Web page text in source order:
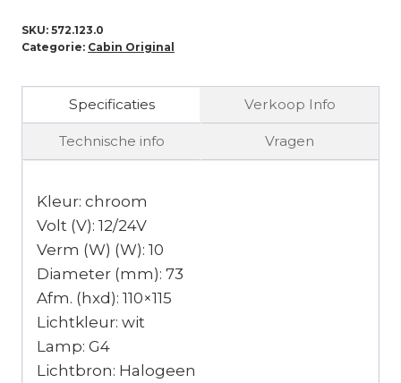
SKU: 572.123.0
Categorie: Cabin Original
Specificaties Verkoop Info
Technische info Vragen
Kleur: chroom
Volt (V): 12/24V
Verm (W) (W): 10
Diameter (mm): 73
Afm. (hxd): 110×115
Lichtkleur: wit
Lamp: G4
Lichtbron: Halogeen